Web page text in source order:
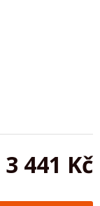
3 441 Kč